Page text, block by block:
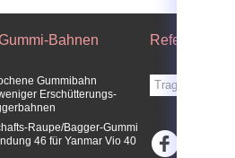
Bahnen
Gummibahn
Erschütterungs-
Raupe/Bagger-Gummi
46 für Yanmar Vio 40
Referenzen